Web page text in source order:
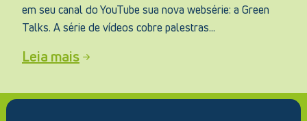
em seu canal do YouTube sua nova websérie: a Green
Talks. A série de vídeos cobre palestras...
Leia mais